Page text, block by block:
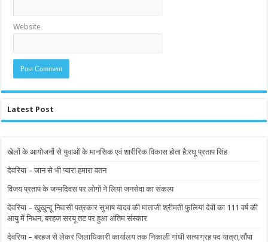
Website
Latest Post
खेलों के आयोजनों से युवाओं के मानसिक एवं शारीरिक विकास होता है:रघू प्रताप सिंह
देवरिया – जान से भी प्यारा हमारा वतन
विजय प्रताप के जन्मदिवस पर लोगों ने लिया जनसेवा का संकल्प
देवरिया – खुखुन्दू निवासी पत्रकार सुभाष यादव की माताजी श्रीमती फुलियां देवी का 111 वर्ष की
आयु में निधन, बरहज सरयू तट पर हुआ अंतिम संस्कार
देवरिया – बरहज से लेकर जिलाधिकारी कार्यालय तक निकाली गांधी सत्याग्रह पद यात्रा,सौंपा